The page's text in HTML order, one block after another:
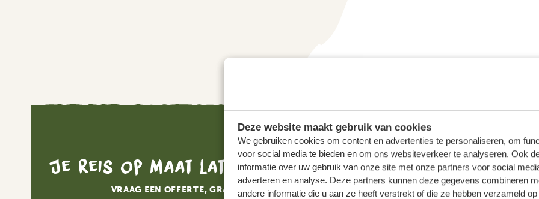
Deze website maakt gebruik van cookies
We gebruiken cookies om content en advertenties te personaliseren, om
voor social media te bieden en om ons websiteverkeer te analyseren. Ook
informatie over uw gebruik van onze site met onze partners voor social
adverteren en analyse. Deze partners kunnen deze gegevens combineren
andere informatie die u aan ze heeft verstrekt of die ze hebben verzameld
Je reis op maat laten samenstellen?
VRAAG EEN OFFERTE, GRATIS EN VRIJBLIJVEND